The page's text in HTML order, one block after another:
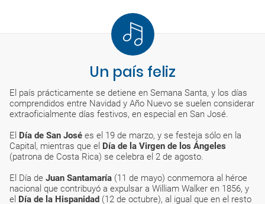
Un país feliz
El país prácticamente se detiene en Semana Santa, y los días
comprendidos entre Navidad y Año Nuevo se suelen considerar
extraoficialmente días festivos, en especial en San José.
El Día de San José es el 19 de marzo, y se festeja sólo en la
Capital, mientras que el Día de la Virgen de los Ángeles
(patrona de Costa Rica) se celebra el 2 de agosto.
El Día de Juan Santamaría (11 de mayo) conmemora al héroe
nacional que contribuyó a expulsar a William Walker en 1856, y
el Día de la Hispanidad (12 de octubre), al igual que en el resto